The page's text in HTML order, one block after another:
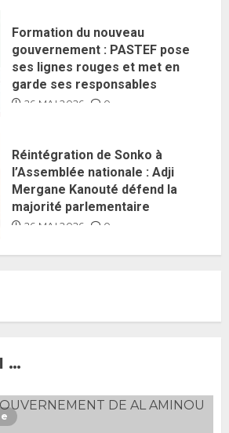
Réintégration de Sonko à
l’Assemblée nationale : Adji
Mergane Kanouté défend la
majorité parlementaire
26 MAI 2026 0
Guy Marius Sagna inquiet après la
nomination d’Al Aminou Lo : «
J’espère me tromper »
26 MAI 2026 0
Ousmane Sonko rassure : «
L’Assemblée nationale ne
…